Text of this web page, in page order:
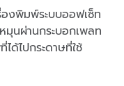
องพิมพ์ระบบออฟเซ็ท
มุนผ่านกระบอกเพลท
ด้ไปกระดาษที่ใช้